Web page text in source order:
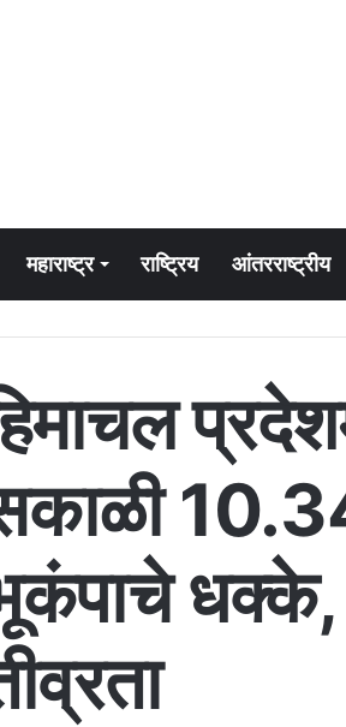
महाराष्ट्र राष्ट्रिय आंतरराष्ट्रीय